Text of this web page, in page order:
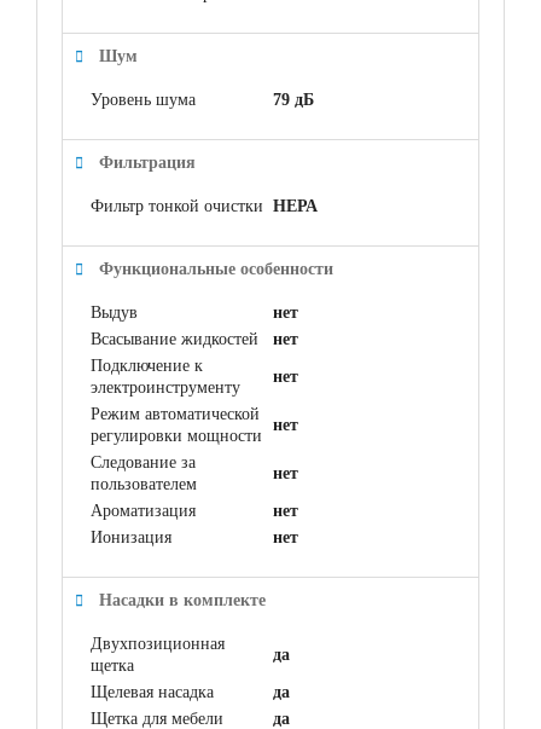
Шум
Уровень шума 79 дБ
Фильтрация
Фильтр тонкой очистки НЕРА
Функциональные особенности
Выдув
нет
Всасывание жидкостей
нет
Подключение к
электроинструменту
нет
Режим автоматической
регулировки мощности
нет
Следование за
пользователем
нет
Ароматизация
нет
Ионизация
нет
Насадки в комплекте
Двухпозиционная
щетка
да
Щелевая насадка
да
Щетка для мебели
да